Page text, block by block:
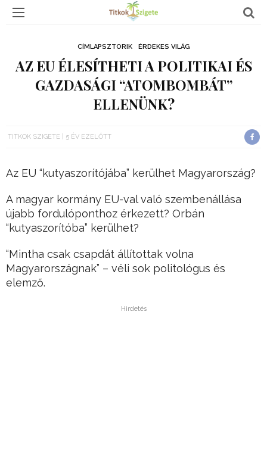
CÍMLAPSZTORIK ÉRDEKES VILÁG
AZ EU ÉLESÍTHETI A POLITIKAI ÉS
GAZDASÁGI “ATOMBOMBÁT”
ELLENÜNK?
TITKOK SZIGETE 5 ÉV EZELŐTT
Az EU “kutyaszorítójába” kerülhet Magyarország?
A magyar kormány EU-val való szembenállása
újabb fordulóponthoz érkezett? Orbán
“kutyaszorítóba” kerülhet?
“Mintha csak csapdát állítottak volna
Magyarországnak” – véli sok politológus és
elemző.
Hirdetés